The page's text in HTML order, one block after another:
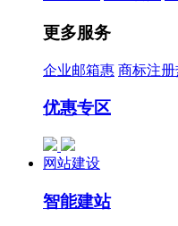
更多服务
企业邮箱惠 商标注册
优惠专区
网站建设
智能建站